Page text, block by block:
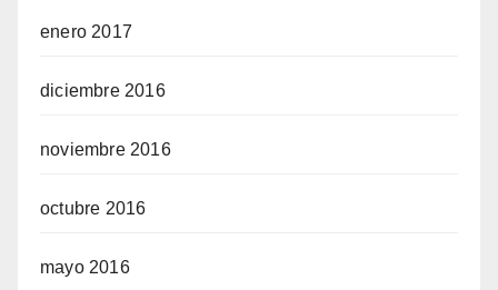
enero 2017
diciembre 2016
noviembre 2016
octubre 2016
mayo 2016